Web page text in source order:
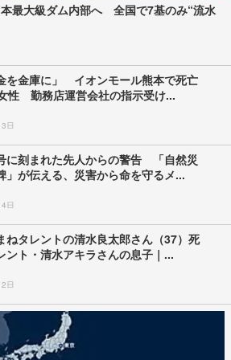
最大級ダム内部へ 全国で7基のみ“流水
を金庫に」 イオンモール熊本で死亡
性 勤務店運営会社の指示受け...
日
に刻まれた先人からの警告 「自然災
」が伝える、災害から命を守るメ...
日
ねタレントの清水良太郎さん（37）死
ト・清水アキラさんの息子｜...
日